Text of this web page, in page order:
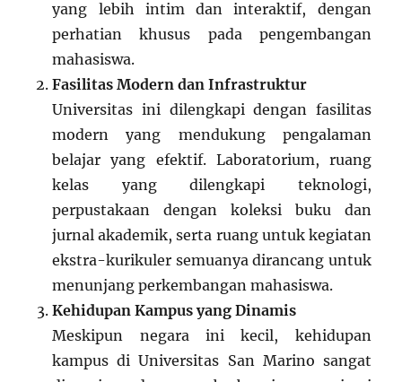
yang lebih intim dan interaktif, dengan
perhatian khusus pada pengembangan
mahasiswa.
Fasilitas Modern dan Infrastruktur
Universitas ini dilengkapi dengan fasilitas
modern yang mendukung pengalaman
belajar yang efektif. Laboratorium, ruang
kelas yang dilengkapi teknologi,
perpustakaan dengan koleksi buku dan
jurnal akademik, serta ruang untuk kegiatan
ekstra-kurikuler semuanya dirancang untuk
menunjang perkembangan mahasiswa.
Kehidupan Kampus yang Dinamis
Meskipun negara ini kecil, kehidupan
kampus di Universitas San Marino sangat